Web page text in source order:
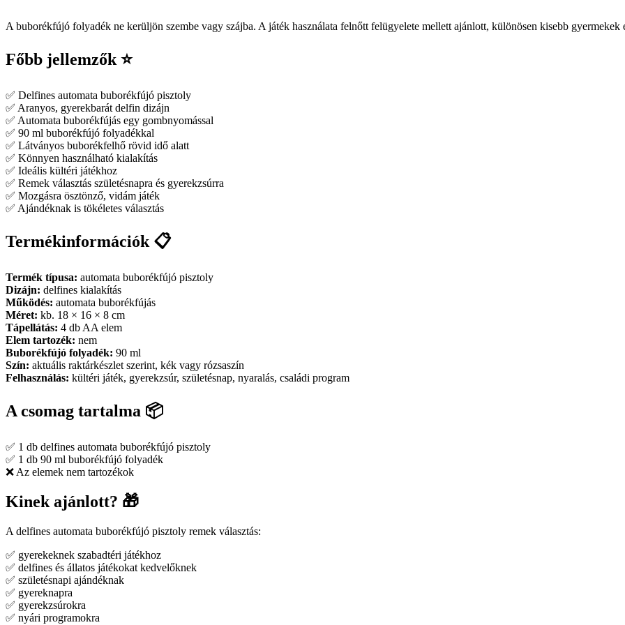
A buborékfújó folyadék ne kerüljön szembe vagy szájba. A játék használata felnőtt felügyelete mellett ajánlott, különösen kisebb gyermekek
Főbb jellemzők ⭐
✅ Delfines automata buborékfújó pisztoly
✅ Aranyos, gyerekbarát delfin dizájn
✅ Automata buborékfújás egy gombnyomással
✅ 90 ml buborékfújó folyadékkal
✅ Látványos buborékfelhő rövid idő alatt
✅ Könnyen használható kialakítás
✅ Ideális kültéri játékhoz
✅ Remek választás születésnapra és gyerekzsúrra
✅ Mozgásra ösztönző, vidám játék
✅ Ajándéknak is tökéletes választás
Termékinformációk 📋
Termék típusa: automata buborékfújó pisztoly
Dizájn: delfines kialakítás
Működés: automata buborékfújás
Méret: kb. 18 × 16 × 8 cm
Tápellátás: 4 db AA elem
Elem tartozék: nem
Buborékfújó folyadék: 90 ml
Szín: aktuális raktárkészlet szerint, kék vagy rózsaszín
Felhasználás: kültéri játék, gyerekzsúr, születésnap, nyaralás, családi program
A csomag tartalma 📦
✅ 1 db delfines automata buborékfújó pisztoly
✅ 1 db 90 ml buborékfújó folyadék
❌ Az elemek nem tartozékok
Kinek ajánlott? 🎁
A delfines automata buborékfújó pisztoly remek választás:
✅ gyerekeknek szabadtéri játékhoz
✅ delfines és állatos játékokat kedvelőknek
✅ születésnapi ajándéknak
✅ gyereknapra
✅ gyerekzsúrokra
✅ nyári programokra